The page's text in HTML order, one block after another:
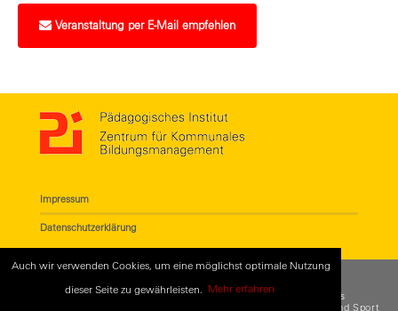
Auch wir verwenden Cookies, um eine möglichst optimale Nutzung
dieser Seite zu gewährleisten. Mehr erfahren
Veranstaltung per E-Mail empfehlen
Impressum
Datenschutzerklärung
© 2018Pädagogisches Institut - Zentrum für Kommunales
Referats für Bildung und Sport